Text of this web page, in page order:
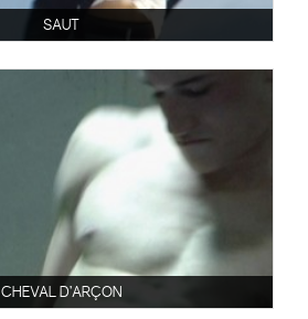
SAUT
CHEVAL D’ARÇON